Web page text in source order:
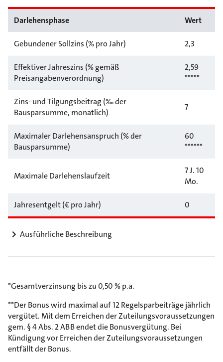
Darlehensphase Wert
Gebundener Sollzins (% pro Jahr) 2,3
Effektiver Jahreszins (% gemäß
Preisangabenverordnung)
2,59
*****
Zins- und Tilgungsbeitrag (‰ der
Bausparsumme, monatlich)
7
Maximaler Darlehensanspruch (% der
Bausparsumme)
60
******
Maximale Darlehenslaufzeit
7 J. 10
Mo.
Jahresentgelt (€ pro Jahr) 0
Ausführliche Beschreibung
*Gesamtverzinsung bis zu 0,50 % p.a.
**Der Bonus wird maximal auf 12 Regelsparbeiträge jährlich
vergütet. Mit dem Erreichen der Zuteilungsvoraussetzungen
gem. § 4 Abs. 2 ABB endet die Bonusvergütung. Bei
Kündigung vor Erreichen der Zuteilungsvoraussetzungen
entfällt der Bonus.